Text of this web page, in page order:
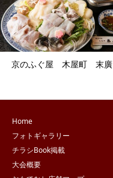
京のふぐ屋 木屋町 末廣
Home
フォトギャラリー
チラシBook掲載
大会概要